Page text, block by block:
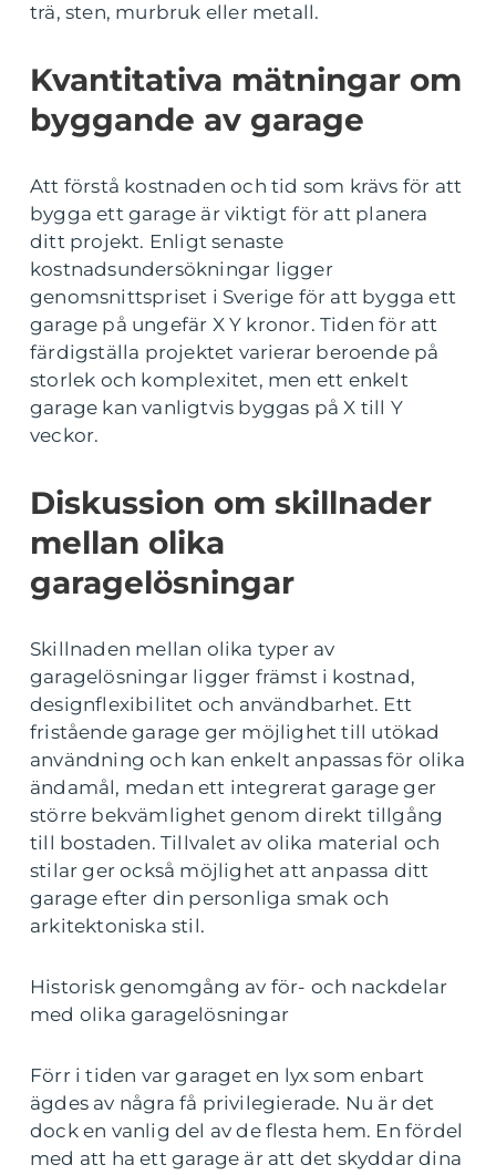
trä, sten, murbruk eller metall.
Kvantitativa mätningar om
byggande av garage
Att förstå kostnaden och tid som krävs för att
bygga ett garage är viktigt för att planera
ditt projekt. Enligt senaste
kostnadsundersökningar ligger
genomsnittspriset i Sverige för att bygga ett
garage på ungefär X Y kronor. Tiden för att
färdigställa projektet varierar beroende på
storlek och komplexitet, men ett enkelt
garage kan vanligtvis byggas på X till Y
veckor.
Diskussion om skillnader
mellan olika
garagelösningar
Skillnaden mellan olika typer av
garagelösningar ligger främst i kostnad,
designflexibilitet och användbarhet. Ett
fristående garage ger möjlighet till utökad
användning och kan enkelt anpassas för olika
ändamål, medan ett integrerat garage ger
större bekvämlighet genom direkt tillgång
till bostaden. Tillvalet av olika material och
stilar ger också möjlighet att anpassa ditt
garage efter din personliga smak och
arkitektoniska stil.
Historisk genomgång av för- och nackdelar
med olika garagelösningar
Förr i tiden var garaget en lyx som enbart
ägdes av några få privilegierade. Nu är det
dock en vanlig del av de flesta hem. En fördel
med att ha ett garage är att det skyddar dina